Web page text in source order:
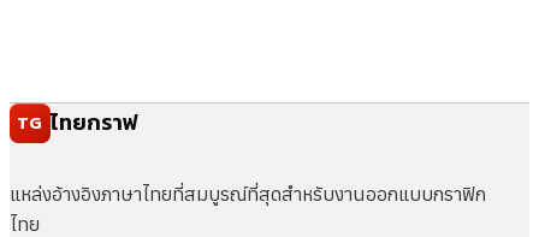
TG ไทยกราฟ
แหล่งอ้างอิงภาษาไทยที่สมบูรณ์ที่สุดสำหรับงานออกแบบกราฟิก
ไทย